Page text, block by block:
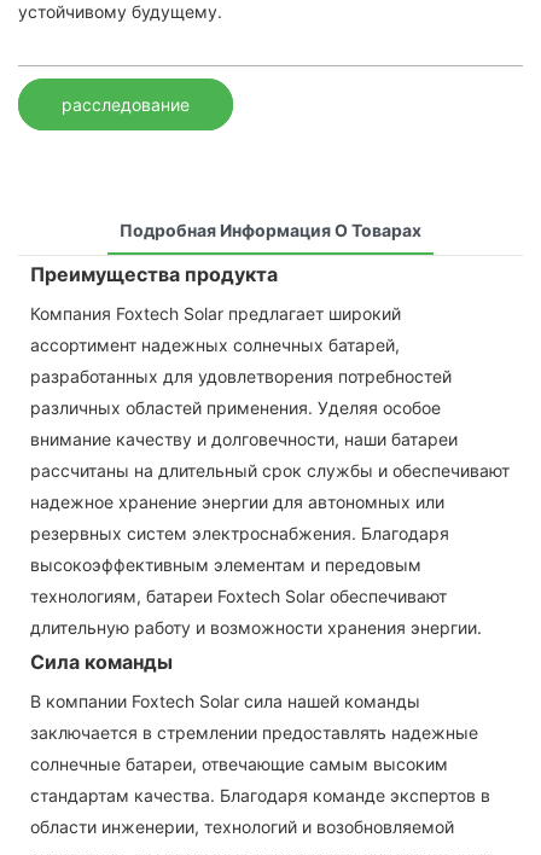
устойчивому будущему.
расследование
Подробная Информация О Товарах
Преимущества продукта
Компания Foxtech Solar предлагает широкий
ассортимент надежных солнечных батарей,
разработанных для удовлетворения потребностей
различных областей применения. Уделяя особое
внимание качеству и долговечности, наши батареи
рассчитаны на длительный срок службы и обеспечивают
надежное хранение энергии для автономных или
резервных систем электроснабжения. Благодаря
высокоэффективным элементам и передовым
технологиям, батареи Foxtech Solar обеспечивают
длительную работу и возможности хранения энергии.
Сила команды
В компании Foxtech Solar сила нашей команды
заключается в стремлении предоставлять надежные
солнечные батареи, отвечающие самым высоким
стандартам качества. Благодаря команде экспертов в
области инженерии, технологий и возобновляемой